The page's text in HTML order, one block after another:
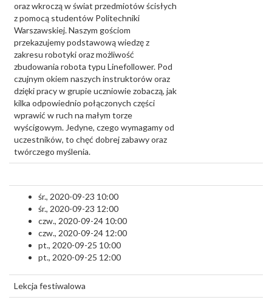
oraz wkroczą w świat przedmiotów ścisłych
z pomocą studentów Politechniki
Warszawskiej. Naszym gościom
przekazujemy podstawową wiedzę z
zakresu robotyki oraz możliwość
zbudowania robota typu Linefollower. Pod
czujnym okiem naszych instruktorów oraz
dzięki pracy w grupie uczniowie zobaczą, jak
kilka odpowiednio połączonych części
wprawić w ruch na małym torze
wyścigowym. Jedyne, czego wymagamy od
uczestników, to chęć dobrej zabawy oraz
twórczego myślenia.
śr., 2020-09-23 10:00
śr., 2020-09-23 12:00
czw., 2020-09-24 10:00
czw., 2020-09-24 12:00
pt., 2020-09-25 10:00
pt., 2020-09-25 12:00
Lekcja festiwalowa